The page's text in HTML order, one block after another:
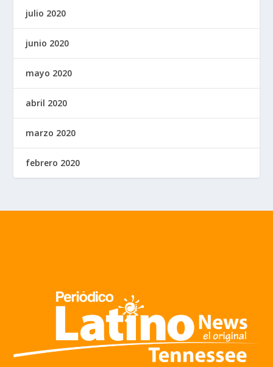
julio 2020
junio 2020
mayo 2020
abril 2020
marzo 2020
febrero 2020